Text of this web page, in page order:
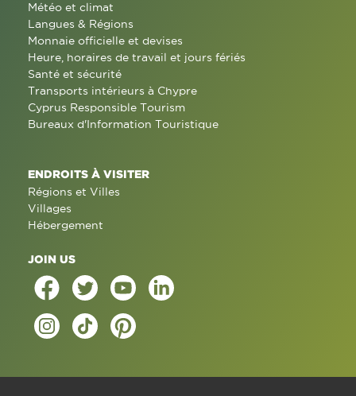
Météo et climat
Langues & Régions
Monnaie officielle et devises
Heure, horaires de travail et jours fériés
Santé et sécurité
Transports intérieurs à Chypre
Cyprus Responsible Tourism
Bureaux d'Information Touristique
ENDROITS À VISITER
Régions et Villes
Villages
Hébergement
JOIN US